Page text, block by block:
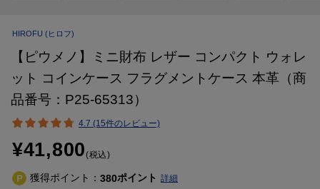
HIROFU (ヒロフ)
【ピウメノ】ミニ財布 レザー コンパクト ウォレ
ット コインケース フラグメントケース 本革（商
品番号：P25-65313）
4.7 (15件のレビュー)
¥41,800(税込)
獲得ポイント： 380ポイント 詳細